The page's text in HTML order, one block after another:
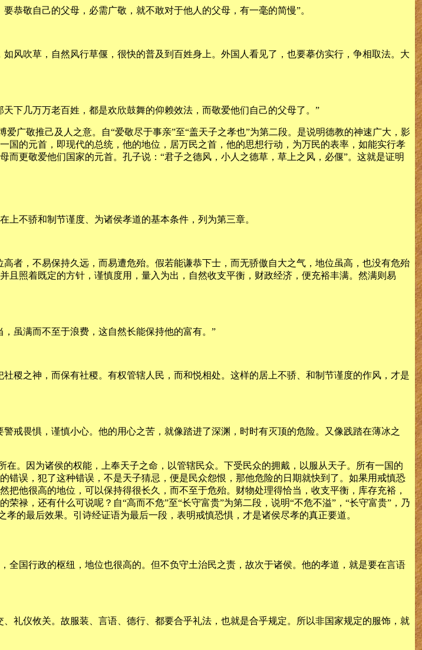
恭敬自己的父母，必需广敬，就不敢对于他人的父母，有一毫的简慢”。
风吹草，自然风行草偃，很快的普及到百姓身上。外国人看见了，也要摹仿实行，争相取法。大
下几万万老百姓，都是欢欣鼓舞的仰赖效法，而敬爱他们自己的父母了。”
广敬推己及人之意。自“爱敬尽于事亲”至“盖天子之孝也”为第二段。是说明德教的神速广大，影
的元首，即现代的总统，他的地位，居万民之首，他的思想行动，为万民的表率，如能实行孝
更敬爱他们国家的元首。孔子说：“君子之德风，小人之德草，草上之风，必偃”。这就是证明
上不骄和制节谨度、为诸侯孝道的基本条件，列为第三章。
者，不易保持久远，而易遭危殆。假若能谦恭下士，而无骄傲自大之气，地位虽高，也没有危殆
照着既定的方针，谨慎度用，量入为出，自然收支平衡，财政经济，便充裕丰满。然满则易
虽满而不至于浪费，这自然长能保持他的富有。”
稷之神，而保有社稷。有权管辖人民，而和悦相处。这样的居上不骄、和制节谨度的作风，才是
戒畏惧，谨慎小心。他的用心之苦，就像踏进了深渊，时时有灭顶的危险。又像践踏在薄冰之
在。因为诸侯的权能，上奉天子之命，以管辖民众。下受民众的拥戴，以服从天子。所有一国的
误，犯了这种错误，不是天子猜忌，便是民众怨恨，那他危险的日期就快到了。如果用戒慎恐
他很高的地位，可以保持得很长久，而不至于危殆。财物处理得恰当，收支平衡，库存充裕，
禄，还有什么可说呢？自“高而不危”至“长守富贵”为第二段，说明“不危不溢”，“长守富贵”，乃
的最后效果。引诗经证语为最后一段，表明戒慎恐惧，才是诸侯尽孝的真正要道。
全国行政的枢纽，地位也很高的。但不负守土治民之责，故次于诸侯。他的孝道，就是要在言语
礼仪攸关。故服装、言语、德行、都要合乎礼法，也就是合乎规定。所以非国家规定的服饰，就